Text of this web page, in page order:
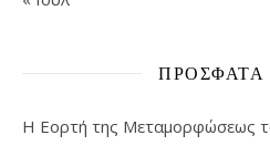
ΠΡΌΣΦΑΤΑ
Η Εορτή της Μεταμορφώσεως